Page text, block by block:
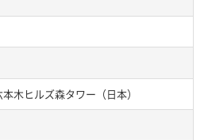
木ヒルズ森タワー（日本）